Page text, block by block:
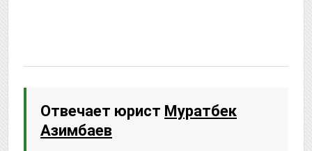
Отвечает юрист Муратбек
Азимбаев